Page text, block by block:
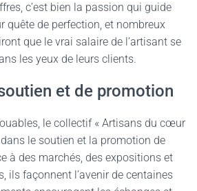
c’est bien la passion qui guide
quête de perfection, et nombreux
que le vrai salaire de l’artisant se
les yeux de leurs clients.
et de promotion
le collectif « Artisans du cœur
le soutien et la promotion de
à des marchés, des expositions et
ils façonnent l’avenir de centaines